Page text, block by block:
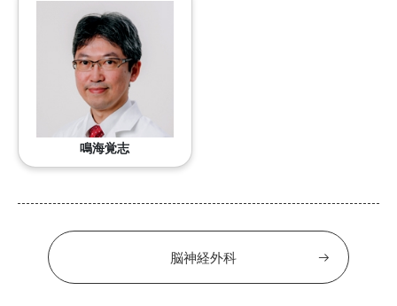
鳴海覚志
脳神経外科